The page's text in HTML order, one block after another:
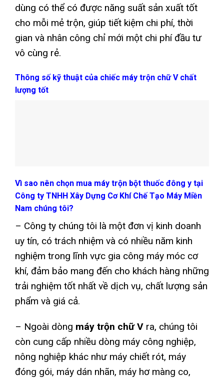
dùng có thể có được năng suất sản xuất tốt
cho mỗi mẻ trộn, giúp tiết kiệm chi phí, thời
gian và nhân công chỉ mới một chi phí đầu tư
vô cùng rẻ.
Thông số kỹ thuật của chiếc máy trộn chữ V chất
lượng tốt
Vì sao nên chọn mua máy trộn bột thuốc đông y tại
Công ty TNHH Xây Dựng Cơ Khí Chế Tạo Máy Miền
Nam chúng tôi?
– Công ty chúng tôi là một đơn vị kinh doanh
uy tín, có trách nhiệm và có nhiều năm kinh
nghiệm trong lĩnh vực gia công máy móc cơ
khí, đảm bảo mang đến cho khách hàng những
trải nghiệm tốt nhất về dịch vụ, chất lượng sản
phẩm và giá cả.
– Ngoài dòng máy trộn chữ V ra, chúng tôi
còn cung cấp nhiều dòng máy công nghiệp,
nông nghiệp khác như máy chiết rót, máy
đóng gói, máy dán nhãn, máy hơ màng co,